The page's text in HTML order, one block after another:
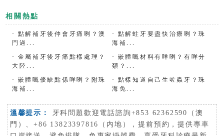
相關熱點
·
點解補牙後仲會牙痛咧？澳
門過...
·
點解蛀牙要盡快治療咧？珠
海補...
·
金屬補牙後牙痛點樣處理？
大陸...
·
嵌體嘅材料有咩咧？有咩分
類？...
·
嵌體嘅優缺點係咩咧？附珠
海補...
·
點樣知道自己生咗蟲牙？珠
海免...
溫馨提示：
牙科問題歡迎電話諮詢+853 62362590（澳
門）、+86 13823397816（内地），提前預約，提供專車